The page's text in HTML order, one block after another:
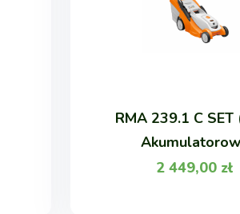
RMA 239.1 C SET
2 449,00 zł